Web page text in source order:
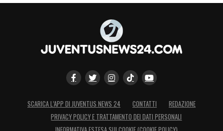
SCARICA L’APP DI JUVENTUS NEWS 24 CONTATTI
REDAZIONE
PRIVACY POLICY E TRATTAMENTO DEI DATI PERSONALI